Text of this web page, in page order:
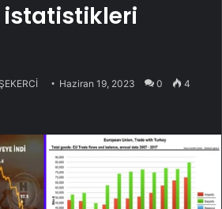
istatistikleri
Haziran 19, 2023 0 4